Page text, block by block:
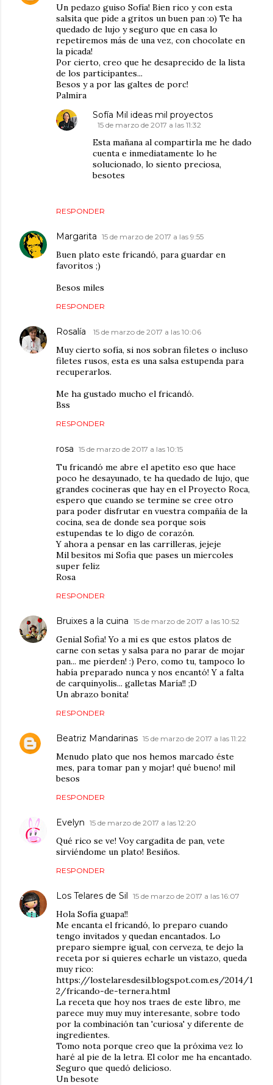
Un pedazo guiso Sofía! Bien rico y con esta
salsita que pide a gritos un buen pan :o) Te ha
quedado de lujo y seguro que en casa lo
repetiremos más de una vez, con chocolate en
la picada!
Por cierto, creo que he desaprecido de la lista
de los participantes...
Besos y a por las galtes de porc!
Palmira
RESPONDER
Sofía Mil ideas mil proyectos
15 de marzo de 2017 a las 11:32
Esta mañana al compartirla me he dado
cuenta e inmediatamente lo he
solucionado, lo siento preciosa,
besotes
Margarita 15 de marzo de 2017 a las 9:55
Buen plato este fricandó, para guardar en
favoritos ;)
Besos miles
RESPONDER
Rosalía 15 de marzo de 2017 a las 10:06
Muy cierto sofía, si nos sobran filetes o incluso
filetes rusos, esta es una salsa estupenda para
recuperarlos.
Me ha gustado mucho el fricandó.
Bss
RESPONDER
rosa 15 de marzo de 2017 a las 10:15
Tu fricandó me abre el apetito eso que hace
poco he desayunado, te ha quedado de lujo, que
grandes cocineras que hay en el Proyecto Roca,
espero que cuando se termine se cree otro
para poder disfrutar en vuestra compañía de la
cocina, sea de donde sea porque sois
estupendas te lo digo de corazón.
Y ahora a pensar en las carrilleras, jejeje
Mil besitos mi Sofia que pases un miercoles
super feliz
Rosa
RESPONDER
Bruixes a la cuina 15 de marzo de 2017 a las 10:52
Genial Sofia! Yo a mi es que estos platos de
carne con setas y salsa para no parar de mojar
pan... me pierden! :) Pero, como tu, tampoco lo
había preparado nunca y nos encantó! Y a falta
de carquinyolis... galletas María!! ;D
Un abrazo bonita!
RESPONDER
Beatriz Mandarinas 15 de marzo de 2017 a las 11:22
Menudo plato que nos hemos marcado éste
mes, para tomar pan y mojar! qué bueno! mil
besos
RESPONDER
Evelyn 15 de marzo de 2017 a las 12:20
Qué rico se ve! Voy cargadita de pan, vete
sirviéndome un plato! Besiños.
RESPONDER
Los Telares de Sil 15 de marzo de 2017 a las 16:07
Hola Sofía guapa!!
Me encanta el fricandó, lo preparo cuando
tengo invitados y quedan encantados. Lo
preparo siempre igual, con cerveza, te dejo la
receta por si quieres echarle un vistazo, queda
muy rico:
https://lostelaresdesil.blogspot.com.es/2014/1
2/fricando-de-ternera.html
La receta que hoy nos traes de este libro, me
parece muy muy muy interesante, sobre todo
por la combinación tan 'curiosa' y diferente de
ingredientes.
Tomo nota porque creo que la próxima vez lo
haré al pie de la letra. El color me ha encantado.
Seguro que quedó delicioso.
Un besote